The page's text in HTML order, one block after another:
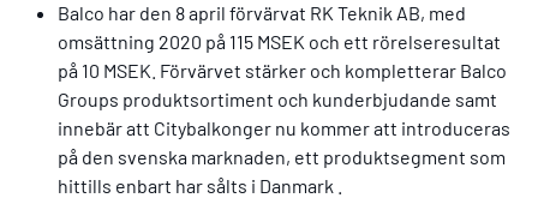
Balco har den 8 april förvärvat RK Teknik AB, med
omsättning 2020 på 115 MSEK och ett rörelseresultat
på 10 MSEK. Förvärvet stärker och kompletterar Balco
Groups produktsortiment och kunderbjudande samt
innebär att Citybalkonger nu kommer att introduceras
på den svenska marknaden, ett produktsegment som
hittills enbart har sålts i Danmark .